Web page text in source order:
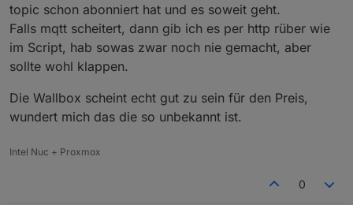
topic schon abonniert hat und es soweit geht.
Falls mqtt scheitert, dann gib ich es per http rüber wie
im Script, hab sowas zwar noch nie gemacht, aber
sollte wohl klappen.
Die Wallbox scheint echt gut zu sein für den Preis,
wundert mich das die so unbekannt ist.
Intel Nuc + Proxmox
0